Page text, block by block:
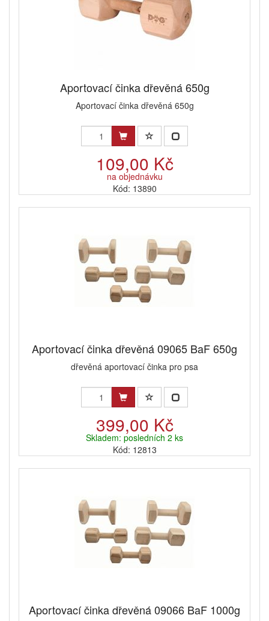
Aportovací činka dřevěná 650g
Aportovací činka dřevěná 650g
109,00 Kč
na objednávku
Kód: 13890
Aportovací činka dřevěná 09065 BaF 650g
dřevěná aportovací činka pro psa
399,00 Kč
Skladem: posledních 2 ks
Kód: 12813
Aportovací činka dřevěná 09066 BaF 1000g